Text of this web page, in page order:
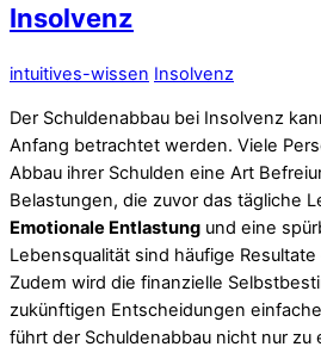
Insolvenz
intuitives-wissen Insolvenz
Der Schuldenabbau bei Insolvenz
Anfang betrachtet werden. Viele
Abbau ihrer Schulden eine Art
Belastungen, die zuvor das tägliche
Emotionale Entlastung und eine
Lebensqualität sind häufige
Zudem wird die finanzielle
zukünftigen Entscheidungen
führt der Schuldenabbau nicht nur zu